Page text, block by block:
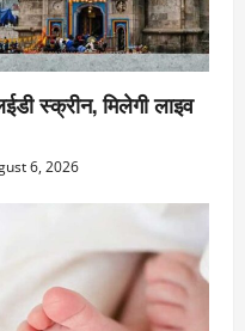
स्क्रीन, मिलेगी लाइव
6, 2026